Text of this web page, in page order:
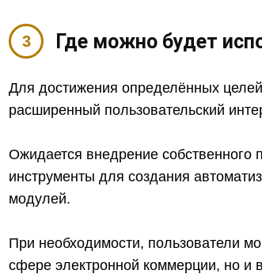
Где можно будет
Для достижения определённых
расширенный пользовательский
Ожидается внедрение собственного
инструменты для создания
модулей.
При необходимости, пользователи
сфере электронной коммерции, но и